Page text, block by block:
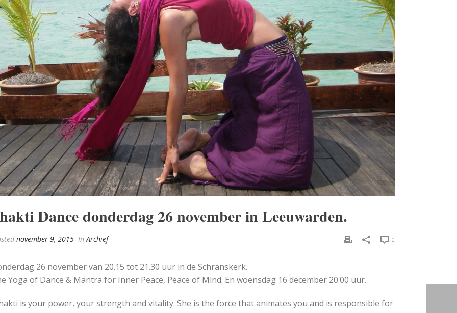
Dance donderdag 26 november in Leeuwarden.
november 9, 2015 InArchief 0
26 november van 20.15 tot 21.30 uur in de Schranskerk.
Yoga of Dance & Mantra for Inner Peace, Peace of Mind. En woensdag 16 december 20.00 uur.
is your power, your strength and vitality. She is the force that animates you and is responsible for